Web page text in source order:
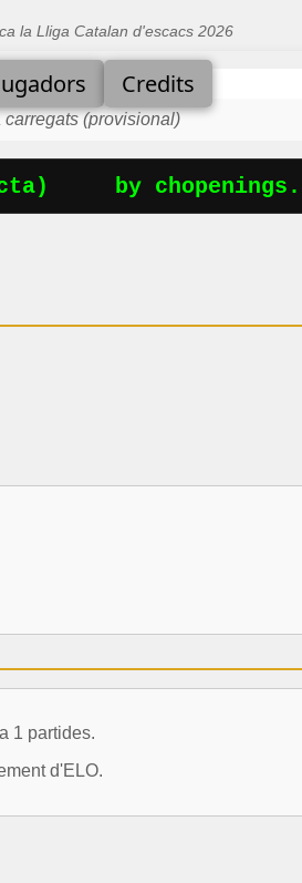
la Lliga Catalan d'escacs 2026
Credits
(provisional)
by
1 partides.
d'ELO.